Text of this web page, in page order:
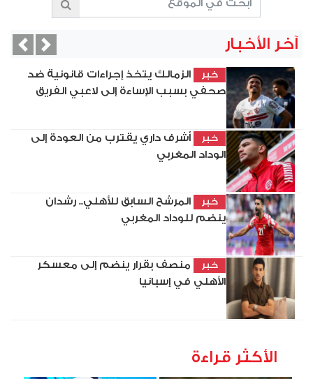
آخر الأخبار
خبر
الزمالك يتخذ إجراءات قانونية ضد
صحفي بسبب الإساءة إلى لاعبي الفريق
خبر
أشرف داري يقترب من العودة إلى
الوداد المغربي
خبر
المرشح السابق للأهلي.. رشدان
ينضم للوداد المغربي
خبر
منصف بقرار ينضم إلى معسكر
الأهلي في إسبانيا
Next
الأكثر قراءة